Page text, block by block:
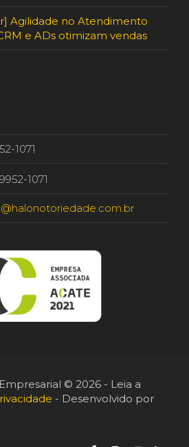
Agilidade no Atendimento
e ADs otimizam vendas
1071
1071
© 2026 - Leia a
- Desenvolvido por